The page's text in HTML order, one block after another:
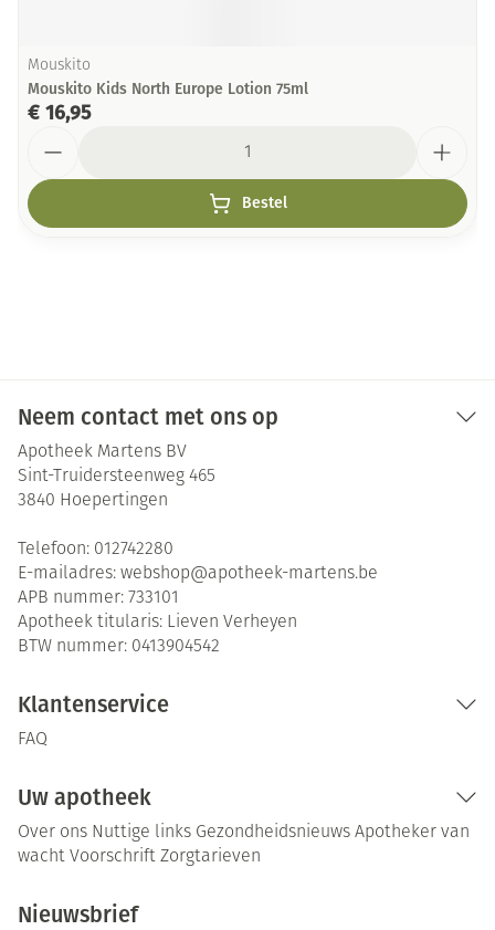
Mouskito
Mouskito Kids North Europe Lotion 75ml
€ 16,95
Bestel
Neem contact met ons op
Apotheek Martens BV
Sint-Truidersteenweg 465
3840 Hoepertingen
Telefoon: 012742280
E-mailadres: webshop@apotheek-martens.be
APB nummer: 733101
Apotheek titularis: Lieven Verheyen
BTW nummer: 0413904542
Klantenservice
FAQ
Uw apotheek
Over ons Nuttige links Gezondheidsnieuws Apotheker van
wacht Voorschrift Zorgtarieven
Nieuwsbrief